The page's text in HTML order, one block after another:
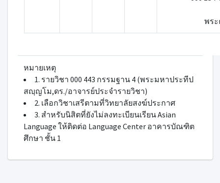
พร
หมายเหตุ
1. รายวิชา 000 443 กรรมฐาน 4 (พระมหาประทีป
สญฺญโม,ดร./อาจารย์ประจำรายวิชา)
2. เลือกวิชาเสรีตามที่วิทยาลัยสงฆ์ประกาศ
3. สำหรับนิสิตที่ยังไม่ลงทะเบียนเรียน Asian
Language ให้ติดต่อ Language Center อาคารบัณฑิต
ศึกษา ชั้น 1